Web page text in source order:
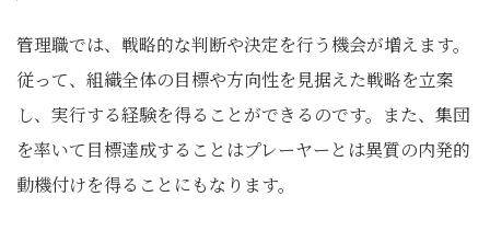
管理職では、戦略的な判断や決定を行う機会が増えます。
従って、組織全体の目標や方向性を見据えた戦略を立案
し、実行する経験を得ることができるのです。また、集団
を率いて目標達成することはプレーヤーとは異質の内発的
動機付けを得ることにもなります。